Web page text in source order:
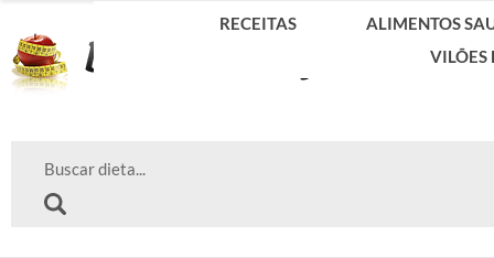
RECEITAS
ALIMENTOS
VILÕES